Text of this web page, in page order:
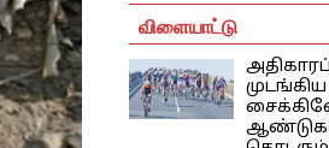
விளையாட்டு